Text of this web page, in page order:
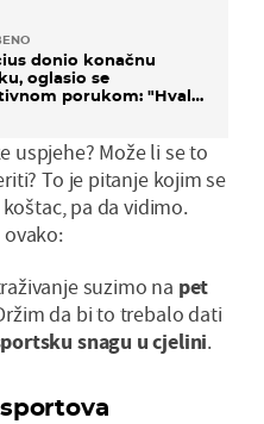
donio konačnu
oglasio se
porukom: "Hvala
uspjehe? Može li se to
To je pitanje kojim se
pa da vidimo.
suzimo na pet
da bi to trebalo dati
snagu u cjelini.